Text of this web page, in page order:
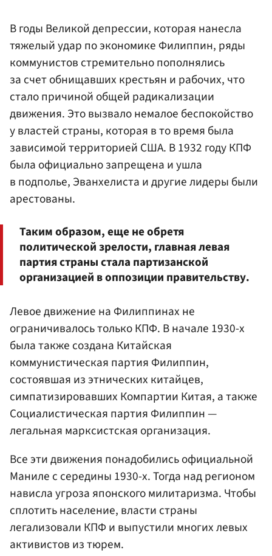
В годы Великой депрессии, которая нанесла
тяжелый удар по экономике Филиппин, ряды
коммунистов стремительно пополнялись
за счет обнищавших крестьян и рабочих, что
стало причиной общей радикализации
движения. Это вызвало немалое беспокойство
у властей страны, которая в то время была
зависимой территорией США. В 1932 году КПФ
была официально запрещена и ушла
в подполье, Эванхелиста и другие лидеры были
арестованы.
Таким образом, еще не обретя
политической зрелости, главная левая
партия страны стала партизанской
организацией в оппозиции правительству.
Левое движение на Филиппинах не
ограничивалось только КПФ. В начале 1930-х
была также создана Китайская
коммунистическая партия Филиппин,
состоявшая из этнических китайцев,
симпатизировавших Компартии Китая, а также
Социалистическая партия Филиппин —
легальная марксистская организация.
Все эти движения понадобились официальной
Маниле с середины 1930-х. Тогда над регионом
нависла угроза японского милитаризма. Чтобы
сплотить население, власти страны
легализовали КПФ и выпустили многих левых
активистов из тюрем.